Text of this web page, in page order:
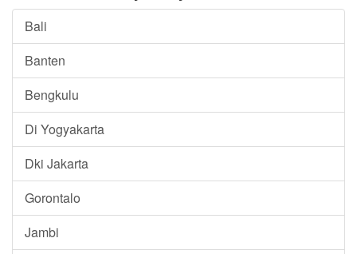
Bali
Banten
Bengkulu
Di Yogyakarta
Dki Jakarta
Gorontalo
Jambi